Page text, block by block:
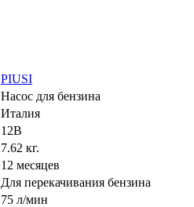
PIUSI
Насос для бензина
Италия
12В
7.62 кг.
12 месяцев
Для перекачивания бензина
75 л/мин